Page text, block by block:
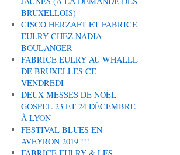
BRUXELLOIS)
CISCO HERZAFT ET FABRICE
EULRY CHEZ NADIA
BOULANGER
FABRICE EULRY AU WHALLL
DE BRUXELLES CE
VENDREDI
DEUX MESSES DE NOËL
GOSPEL 23 ET 24 DÉCEMBRE
À LYON
FESTIVAL BLUES EN
AVEYRON 2019 !!!